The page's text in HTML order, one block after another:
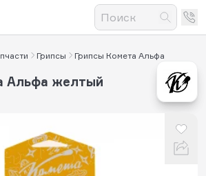
Грипсы Грипсы Комета Альфа
Альфа желтый